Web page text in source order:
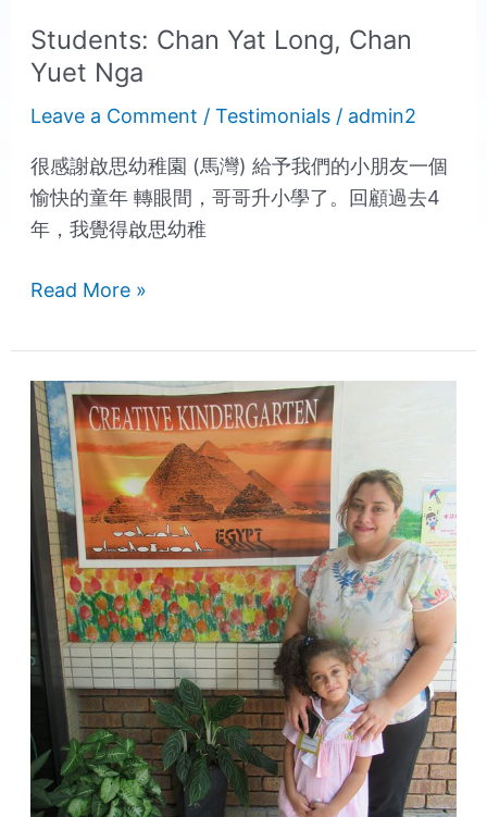
Students: Chan Yat Long, Chan
Yuet Nga
Leave a Comment / Testimonials/ admin2
很感謝啟思幼稚園 (馬灣) 給予我們的小朋友一個
愉快的童年 轉眼間，哥哥升小學了。回顧過去4
年，我覺得啟思幼稚
Read More »
Student:
Fairda